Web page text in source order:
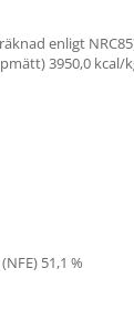
enligt
3950,0 kcal/
51,1 %